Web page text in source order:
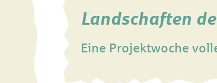
Landschaften
Eine Projektwoche